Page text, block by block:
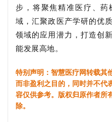
步， 将聚焦精准医疗、药
域，汇聚政医产学研的优
领域的应用潜力，打造创
能发展高地。
特别声明：智慧医疗网转载其
而非盈利之目的，同时并不代
容仅供参考。版权归原作者所
除。